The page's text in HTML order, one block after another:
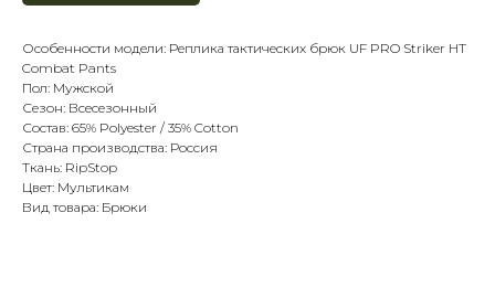
Особенности модели: Реплика тактических брюк UF PRO Striker HT
Combat Pants
Пол: Мужской
Сезон: Всесезонный
Состав: 65% Polyester / 35% Cotton
Страна производства: Россия
Ткань: RipStop
Цвет: Мультикам
Вид товара: Брюки